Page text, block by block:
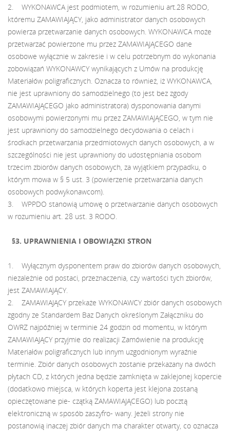
2. WYKONAWCA jest podmiotem, w rozumieniu art.28 RODO,
któremu ZAMAWIAJĄCY, jako administrator danych osobowych
powierza przetwarzanie danych osobowych. WYKONAWCA może
przetwarzać powierzone mu przez ZAMAWIAJĄCEGO dane
osobowe wyłącznie w zakresie i w celu potrzebnym do wykonania
zobowiązań WYKONAWCY wynikających z Umów na produkcję
Materiałów poligraficznych. Oznacza to również, iż WYKONAWCA,
nie jest uprawniony do samodzielnego (to jest bez zgody
ZAMAWIAJĄCEGO jako administratora) dysponowania danymi
osobowymi powierzonymi mu przez ZAMAWIAJĄCEGO, w tym nie
jest uprawniony do samodzielnego decydowania o celach i
środkach przetwarzania przedmiotowych danych osobowych, a w
szczególności nie jest uprawniony do udostępniania osobom
trzecim zbiorów danych osobowych, za wyjątkiem przypadku, o
którym mowa w § 5 ust. 3 (powierzenie przetwarzania danych
osobowych podwykonawcom).
3. WPPDO stanowią umowę o przetwarzanie danych osobowych
w rozumieniu art. 28 ust. 3 RODO.
§3. UPRAWNIENIA I OBOWIĄZKI STRON
1. Wyłącznym dysponentem praw do zbiorów danych osobowych,
niezależnie od postaci, przeznaczenia, czy wartości tych zbiorów,
jest ZAMAWIAJĄCY.
2. ZAMAWIAJĄCY przekaże WYKONAWCY zbiór danych osobowych
zgodny ze Standardem Baz Danych określonym Załączniku do
OWRZ najpóźniej w terminie 24 godzin od momentu, w którym
ZAMAWIAJĄCY przyjmie do realizacji Zamówienie na produkcję
Materiałów poligraficznych lub innym uzgodnionym wyraźnie
terminie. Zbiór danych osobowych zostanie przekazany na dwóch
płytach CD, z których jedna będzie zamknięta w zaklejonej kopercie
(dodatkowo miejsca, w których koperta jest klejona zostaną
opieczętowane pie- czątką ZAMAWIAJĄCEGO) lub pocztą
elektroniczną w sposób zaszyfro- wany. Jeżeli strony nie
postanowią inaczej zbiór danych ma charakter otwarty, co oznacza